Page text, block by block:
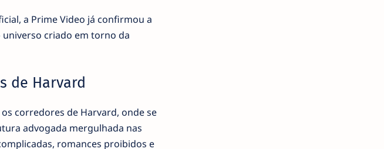
a Prime Video já confirmou a
criado em torno da
de Harvard
corredores de Harvard, onde se
advogada mergulhada nas
romances proibidos e